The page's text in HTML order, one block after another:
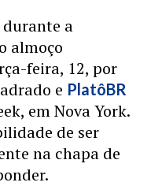
a
almoço
feira, 12, por
e PlatôBR
em Nova York.
de ser
na chapa de